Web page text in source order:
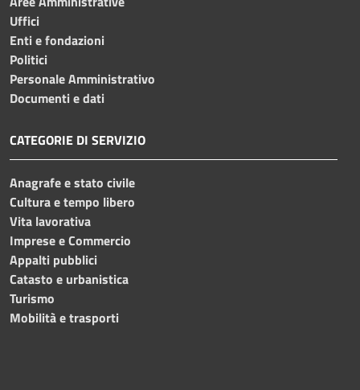
Uffici
Enti e fondazioni
Politici
Personale Amministrativo
Documenti e dati
CATEGORIE DI SERVIZIO
Anagrafe e stato civile
Cultura e tempo libero
Vita lavorativa
Imprese e Commercio
Appalti pubblici
Catasto e urbanistica
Turismo
Mobilità e trasporti